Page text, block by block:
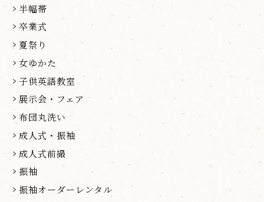
半幅帯
卒業式
夏祭り
女ゆかた
子供英語教室
展示会・フェア
布団丸洗い
成人式・振袖
成人式前撮
振袖
振袖オーダーレンタル